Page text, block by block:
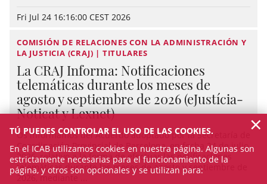
Fri Jul 24 16:16:00 CEST 2026
COMISIÓN DE RELACIONES CON LA ADMINISTRACIÓN Y
LA JUSTICIA (CRAJ) | TITULARES
La CRAJ Informa: Notificaciones
telemáticas durante los meses de
agosto y septiembre de 2026 (eJustícia-
Noticat y Lexnet)
Os informamos del Acuerdo adoptado por la Secretaría de
Coordinación Provincial de Barcelona, en fecha 24 de julio
2026, relativo a la forma de efectuar las notificaciones
telemáticas durante los meses de agosto y septiembre de
2026, mediante ...
TÚ PUEDES CONTROLAR EL USO DE LAS COOKIES.
En el ICAB utilizamos cookies en nuestra página. Algunas son
estrictamente necesarias para el funcionamiento de la
página, y otros son opcionales y se utilizan para:
×